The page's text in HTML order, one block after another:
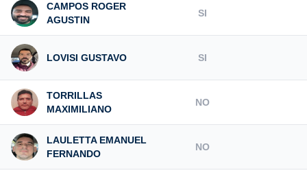
CAMPOS ROGER
AGUSTIN
SI
LOVISI GUSTAVO SI
TORRILLAS
MAXIMILIANO
NO
LAULETTA EMANUEL
FERNANDO
NO